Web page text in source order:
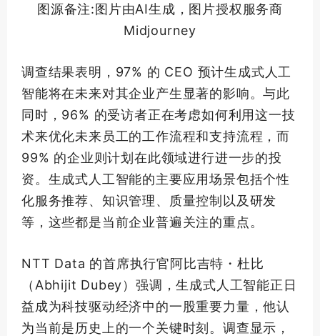
图源备注:图片由AI生成，图片授权服务商
Midjourney
调查结果表明，97% 的 CEO 预计生成式人工
智能将在未来对其企业产生显著的影响。与此
同时，96% 的受访者正在考虑如何利用这一技
术来优化未来员工的工作流程和支持流程，而
99% 的企业则计划在此领域进行进一步的投
资。生成式人工智能的主要应用场景包括个性
化服务推荐、知识管理、质量控制以及研发
等，这些都是当前企业普遍关注的重点。
NTT Data 的首席执行官阿比吉特・杜比
（Abhijit Dubey）强调，生成式人工智能正日
益成为科技驱动经济中的一股重要力量，他认
为当前是历史上的一个关键时刻。调查显示，